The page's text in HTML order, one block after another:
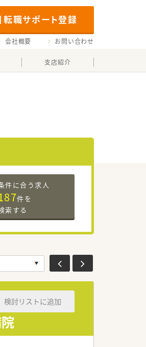
転職サポート登録
会社概要 お問い合わせ
支店紹介
件に合う求人
件を
索する
検討リストに追加